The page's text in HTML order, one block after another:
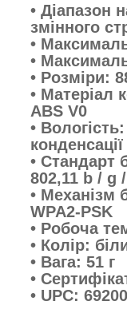
• Діапазон
змінного
•
•
• Розміри:
• Матеріал
ABS V0
•
конденсації
• Стандарт
802,11 b / g
• Механізм
WPA2-PSK
• Робоча
• Колір:
• Вага: 51 г
•
• UPC: